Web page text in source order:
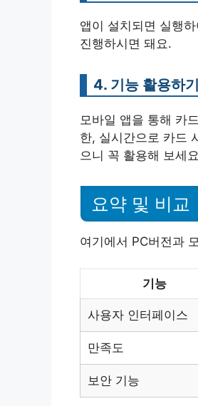
앱이 설치되면 실행
진행하시면 돼요.
4. 기능 활용하기
모바일 앱을 통해 카
한, 실시간으로 카드
으니 꼭 활용해 보세
요약 및 비교
여기에서 PC버전과
기능
사용자 인터페이스
만족도
보안 기능